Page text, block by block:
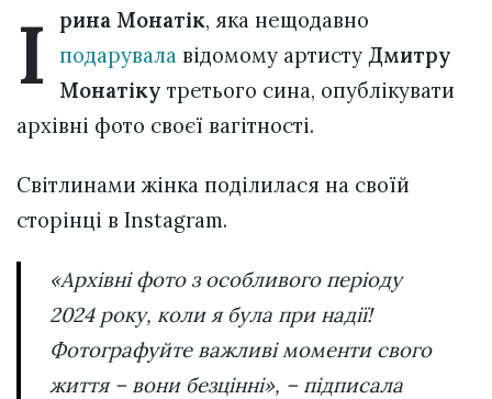
Політика конфіденційності
І рина Монатік, яка нещодавно
подарувала відомому артисту Дмитру
Монатіку третього сина, опублікувати
архівні фото своєї вагітності.
Світлинами жінка поділилася на своїй
сторінці в Instagram.
«Архівні фото з особливого періоду
2024 року, коли я була при надії!
Фотографуйте важливі моменти свого
життя – вони безцінні», – підписала